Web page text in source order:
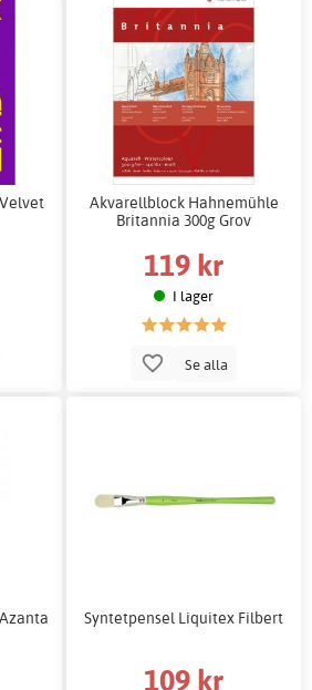
Akvarellblock Hahnemühle
Britannia 300g Grov
119 kr
I lager
Se alla
Syntetpensel Liquitex Filbert
109 kr